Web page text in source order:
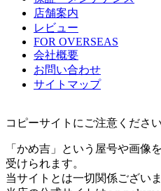
店舗案内
レビュー
FOR OVERSEAS
会社概要
お問い合わせ
サイトマップ
コピーサイトにご注意ください
「かめ吉」という屋号や画像
受けられます。
当サイトとは一切関係ござい